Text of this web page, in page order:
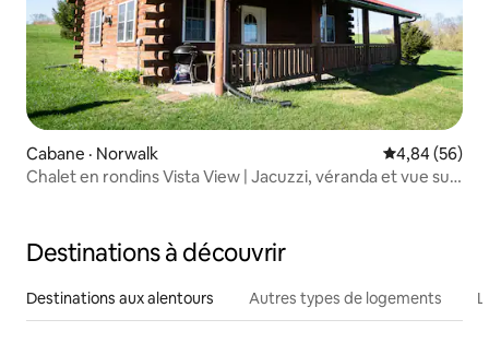
Cabane · Norwalk Note
4,84 (56)
Chalet en rondins Vista View | Jacuzzi, véranda et vue sur
Destinations à découvrir
Destinations aux alentours Autres types de logements